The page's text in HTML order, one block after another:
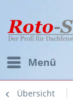
Menü
Übersicht